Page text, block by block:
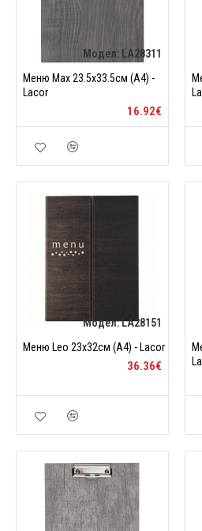
Модел: LA28311
Меню Max 23.5х33.5см (А4) -
Lacor
16.92€
Модел:LA28151
Меню Leo 23x32см (A4) - Lacor
36.36€